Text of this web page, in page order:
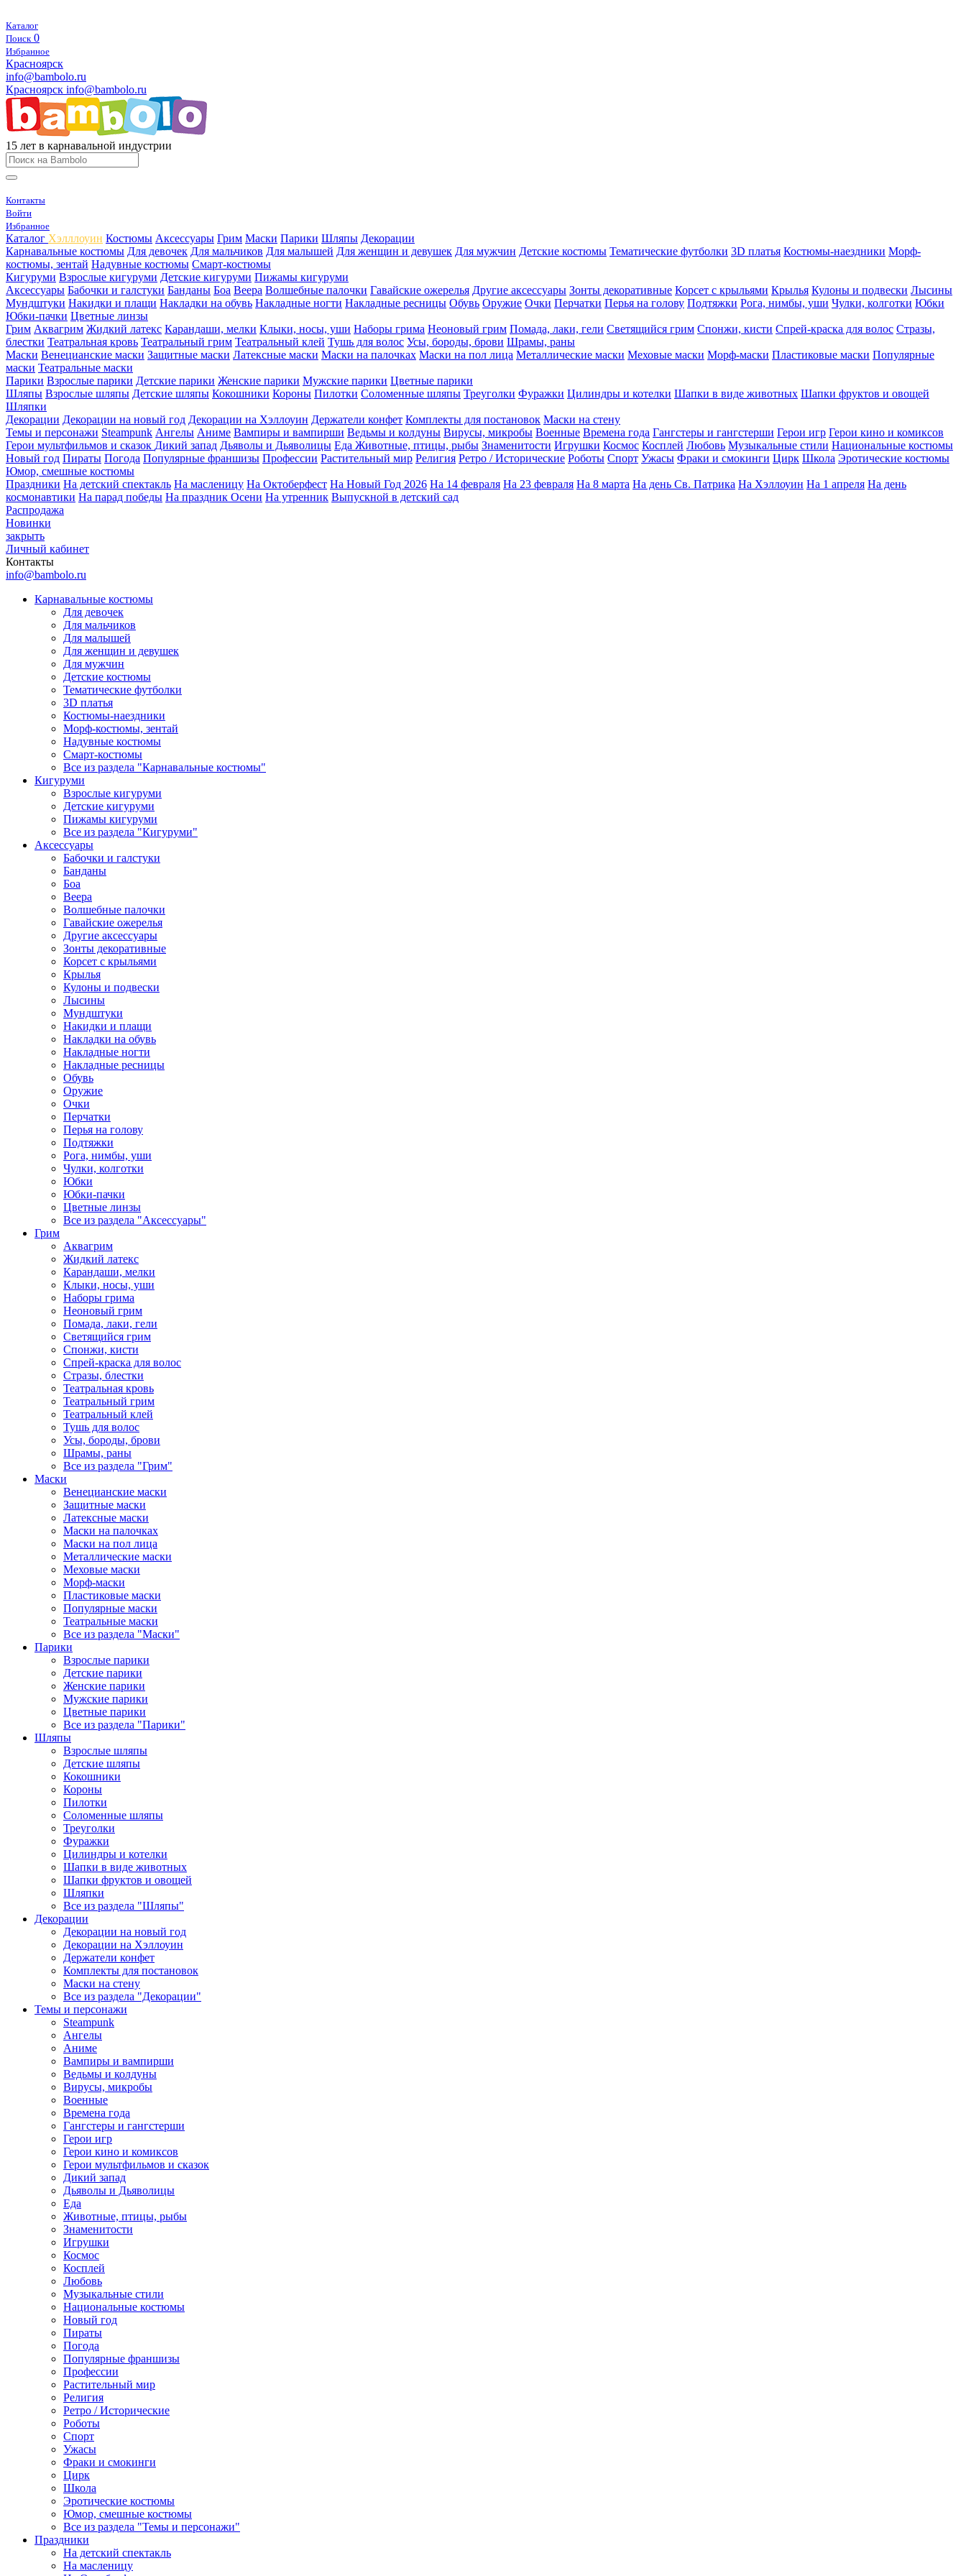
Каталог
Поиск 0
Избранное
Красноярск
info@bambolo.ru
Красноярск info@bambolo.ru
15 лет в карнавальной индустрии
Контакты
Войти
Избранное
Каталог Хэлллоуин Костюмы Аксессуары Грим Маски Парики Шляпы Декорации
Карнавальные костюмы Для девочек Для мальчиков Для малышей Для женщин и девушек Для мужчин Детские костюмы Тематические футболки 3D платья Костюмы-наездники Морф-
костюмы, зентай Надувные костюмы Смарт-костюмы
Кигуруми Взрослые кигуруми Детские кигуруми Пижамы кигуруми
Аксессуары Бабочки и галстуки Банданы Боа Веера Волшебные палочки Гавайские ожерелья Другие аксессуары Зонты декоративные Корсет с крыльями Крылья Кулоны и подвески Лысины
Мундштуки Накидки и плащи Накладки на обувь Накладные ногти Накладные ресницы Обувь Оружие Очки Перчатки Перья на голову Подтяжки Рога, нимбы, уши Чулки, колготки Юбки
Юбки-пачки Цветные линзы
Грим Аквагрим Жидкий латекс Карандаши, мелки Клыки, носы, уши Наборы грима Неоновый грим Помада, лаки, гели Светящийся грим Спонжи, кисти Спрей-краска для волос Стразы,
блестки Театральная кровь Театральный грим Театральный клей Тушь для волос Усы, бороды, брови Шрамы, раны
Маски Венецианские маски Защитные маски Латексные маски Маски на палочках Маски на пол лица Металлические маски Меховые маски Морф-маски Пластиковые маски Популярные
маски Театральные маски
Парики Взрослые парики Детские парики Женские парики Мужские парики Цветные парики
Шляпы Взрослые шляпы Детские шляпы Кокошники Короны Пилотки Соломенные шляпы Треуголки Фуражки Цилиндры и котелки Шапки в виде животных Шапки фруктов и овощей
Шляпки
Декорации Декорации на новый год Декорации на Хэллоуин Держатели конфет Комплекты для постановок Маски на стену
Темы и персонажи Steampunk Ангелы Аниме Вампиры и вампирши Ведьмы и колдуны Вирусы, микробы Военные Времена года Гангстеры и гангстерши Герои игр Герои кино и комиксов
Герои мультфильмов и сказок Дикий запад Дьяволы и Дьяволицы Еда Животные, птицы, рыбы Знаменитости Игрушки Космос Косплей Любовь Музыкальные стили Национальные костюмы
Новый год Пираты Погода Популярные франшизы Профессии Растительный мир Религия Ретро / Исторические Роботы Спорт Ужасы Фраки и смокинги Цирк Школа Эротические костюмы
Юмор, смешные костюмы
Праздники На детский спектакль На масленицу На Октоберфест На Новый Год 2026 На 14 февраля На 23 февраля На 8 марта На день Св. Патрика На Хэллоуин На 1 апреля На день
космонавтики На парад победы На праздник Осени На утренник Выпускной в детский сад
Распродажа
Новинки
закрыть
Личный кабинет
Контакты
info@bambolo.ru
Карнавальные костюмы
Для девочек
Для мальчиков
Для малышей
Для женщин и девушек
Для мужчин
Детские костюмы
Тематические футболки
3D платья
Костюмы-наездники
Морф-костюмы, зентай
Надувные костюмы
Смарт-костюмы
Все из раздела "Карнавальные костюмы"
Кигуруми
Взрослые кигуруми
Детские кигуруми
Пижамы кигуруми
Все из раздела "Кигуруми"
Аксессуары
Бабочки и галстуки
Банданы
Боа
Веера
Волшебные палочки
Гавайские ожерелья
Другие аксессуары
Зонты декоративные
Корсет с крыльями
Крылья
Кулоны и подвески
Лысины
Мундштуки
Накидки и плащи
Накладки на обувь
Накладные ногти
Накладные ресницы
Обувь
Оружие
Очки
Перчатки
Перья на голову
Подтяжки
Рога, нимбы, уши
Чулки, колготки
Юбки
Юбки-пачки
Цветные линзы
Все из раздела "Аксессуары"
Грим
Аквагрим
Жидкий латекс
Карандаши, мелки
Клыки, носы, уши
Наборы грима
Неоновый грим
Помада, лаки, гели
Светящийся грим
Спонжи, кисти
Спрей-краска для волос
Стразы, блестки
Театральная кровь
Театральный грим
Театральный клей
Тушь для волос
Усы, бороды, брови
Шрамы, раны
Все из раздела "Грим"
Маски
Венецианские маски
Защитные маски
Латексные маски
Маски на палочках
Маски на пол лица
Металлические маски
Меховые маски
Морф-маски
Пластиковые маски
Популярные маски
Театральные маски
Все из раздела "Маски"
Парики
Взрослые парики
Детские парики
Женские парики
Мужские парики
Цветные парики
Все из раздела "Парики"
Шляпы
Взрослые шляпы
Детские шляпы
Кокошники
Короны
Пилотки
Соломенные шляпы
Треуголки
Фуражки
Цилиндры и котелки
Шапки в виде животных
Шапки фруктов и овощей
Шляпки
Все из раздела "Шляпы"
Декорации
Декорации на новый год
Декорации на Хэллоуин
Держатели конфет
Комплекты для постановок
Маски на стену
Все из раздела "Декорации"
Темы и персонажи
Steampunk
Ангелы
Аниме
Вампиры и вампирши
Ведьмы и колдуны
Вирусы, микробы
Военные
Времена года
Гангстеры и гангстерши
Герои игр
Герои кино и комиксов
Герои мультфильмов и сказок
Дикий запад
Дьяволы и Дьяволицы
Еда
Животные, птицы, рыбы
Знаменитости
Игрушки
Космос
Косплей
Любовь
Музыкальные стили
Национальные костюмы
Новый год
Пираты
Погода
Популярные франшизы
Профессии
Растительный мир
Религия
Ретро / Исторические
Роботы
Спорт
Ужасы
Фраки и смокинги
Цирк
Школа
Эротические костюмы
Юмор, смешные костюмы
Все из раздела "Темы и персонажи"
Праздники
На детский спектакль
На масленицу